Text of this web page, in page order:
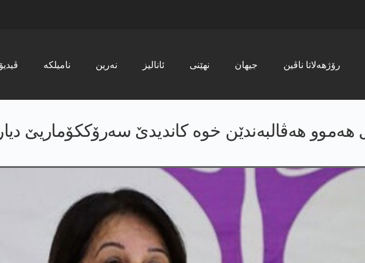
ڤیدیۆ نامیلکە نەرین ئانالیز نھێنی جیھان رۆژھەلاتا ناڤین
ھەموو ھەڤالبەندێن خوە کاندیدێ سەرۆککۆماریێ